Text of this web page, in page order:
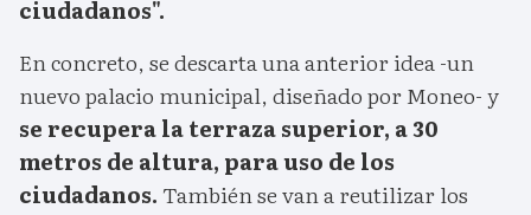
ciudadanos".
En concreto, se descarta una anterior idea -un
nuevo palacio municipal, diseñado por Moneo- y
se recupera la terraza superior, a 30
metros de altura, para uso de los
ciudadanos. También se van a reutilizar los